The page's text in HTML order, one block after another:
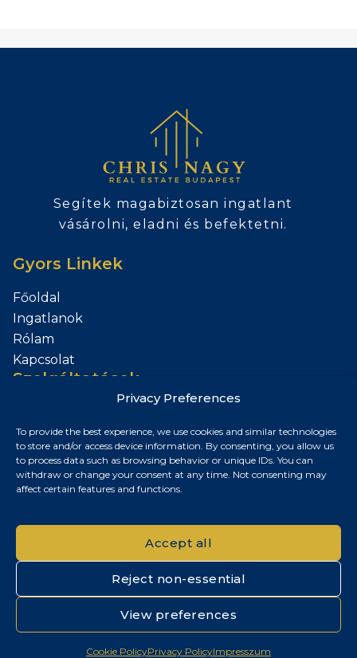
Privacy Preferences
To provide the best experience, we use cookies and similar technologies
to store and/or access device information. By consenting, you allow us
to process data such as browsing behavior or unique IDs. You can
withdraw or change your consent at any time. Not consenting may
affect certain features and functions.
Accept all
Reject non-essential
View preferences
Cookie PolicyPrivacy PolicyImpresszum
Segítek magabiztosan ingatlant
vásárolni, eladni és befektetni.
Gyors Linkek
Főoldal
Ingatlanok
Rólam
Kapcsolat
Szolgáltatások
Kapcsolat
Budapest, Magyarország
+36 30 687 6790
© 2026 Chris Nagy Real Estate. Minden jog fenntartva.
Adatvédelmi tájékoztató|Cookie szabályzat